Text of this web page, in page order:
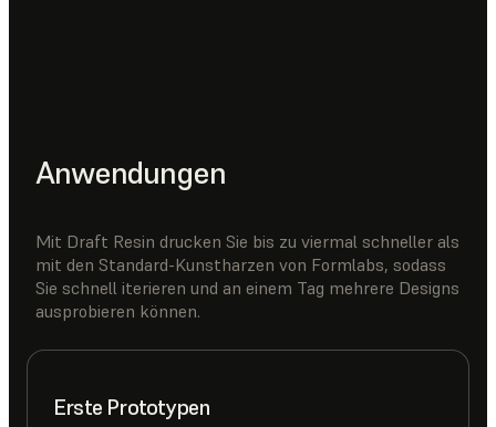
Anwendungen
Mit Draft Resin drucken Sie bis zu viermal schneller als
mit den Standard-Kunstharzen von Formlabs, sodass
Sie schnell iterieren und an einem Tag mehrere Designs
ausprobieren können.
Erste Prototypen